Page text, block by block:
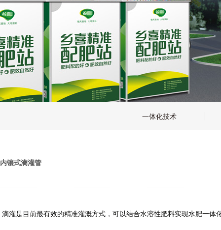
一体化技术
内镶式滴灌管
滴灌是目前最有效的精准灌溉方式，可以结合水溶性肥料实现水肥一体